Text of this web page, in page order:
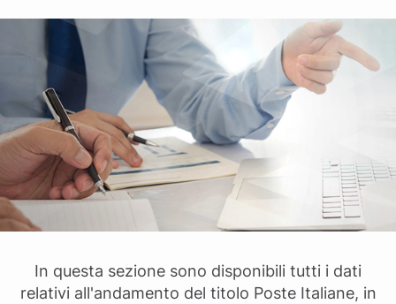
In questa sezione sono disponibili tutti i dati
relativi all'andamento del titolo Poste Italiane, in